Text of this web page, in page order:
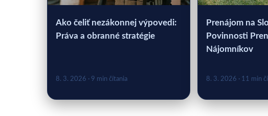
Ako čeliť nezákonnej výpovedi:
Práva a obranné stratégie
8. 3. 2026 · 9 min čítania
Prenájom na
Povinnosti
Nájomníkov
8. 3. 2026 · 11 min